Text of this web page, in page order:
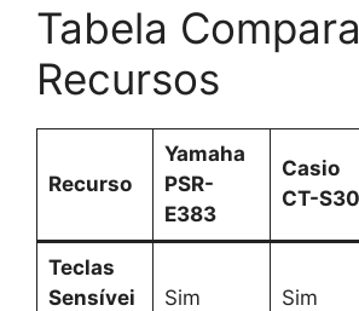
Tabela
Recursos
Recurso
Yamaha
PSR-
E383
Casio
CT-
Teclas
Sensívei
Sim Sim